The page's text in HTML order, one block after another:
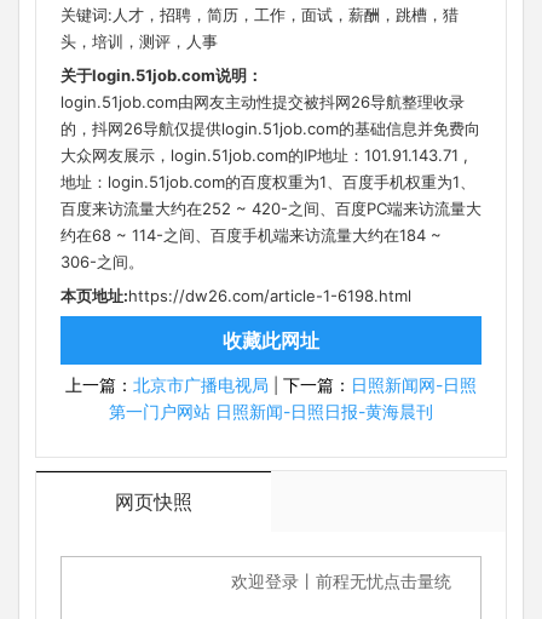
关键词:人才，招聘，简历，工作，面试，薪酬，跳槽，猎
头，培训，测评，人事
关于login.51job.com说明：
login.51job.com由网友主动性提交被抖网26导航整理收录
的，抖网26导航仅提供login.51job.com的基础信息并免费向
大众网友展示，login.51job.com的IP地址：101.91.143.71 ,
地址：login.51job.com的百度权重为1、百度手机权重为1、
百度来访流量大约在252 ~ 420-之间、百度PC端来访流量大
约在68 ~ 114-之间、百度手机端来访流量大约在184 ~
306-之间。
本页地址:https://dw26.com/article-1-6198.html
收藏此网址
上一篇： 北京市广播电视局 下一篇： 日照新闻网-日照
第一门户网站 日照新闻-日照日报-黄海晨刊
网页快照